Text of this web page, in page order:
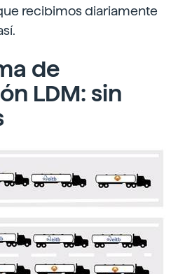
recibimos diariamente
de
LDM: sin